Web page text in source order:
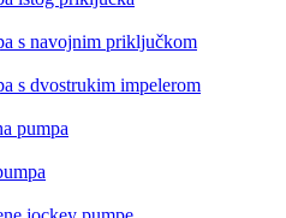
s navojnim priključkom
s dvostrukim impelerom
pumpa